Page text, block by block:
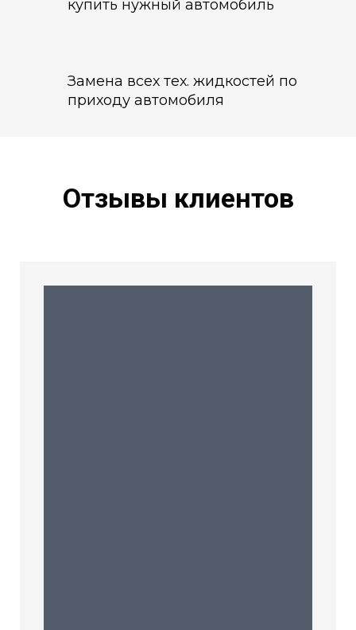
купить нужный автомобиль
Замена всех тех. жидкостей по
приходу автомобиля
Отзывы клиентов